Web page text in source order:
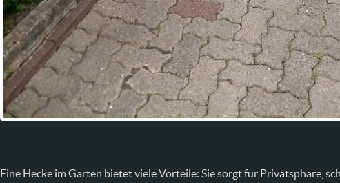
Eine Hecke im Garten bietet viele Vorteile: Sie sorgt für Privatsphäre,